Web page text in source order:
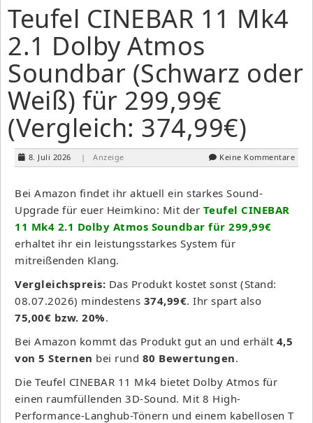
Teufel CINEBAR 11 Mk4
2.1 Dolby Atmos
Soundbar (Schwarz oder
Weiß) für 299,99€
(Vergleich: 374,99€)
8. Juli 2026 | Anzeige Keine Kommentare
Bei Amazon findet ihr aktuell ein starkes Sound-
Upgrade für euer Heimkino: Mit der Teufel CINEBAR
11 Mk4 2.1 Dolby Atmos Soundbar für 299,99€
erhaltet ihr ein leistungsstarkes System für
mitreißenden Klang.
Vergleichspreis: Das Produkt kostet sonst (Stand:
08.07.2026) mindestens 374,99€. Ihr spart also
75,00€ bzw. 20%.
Bei Amazon kommt das Produkt gut an und erhält 4,5
von 5 Sternen bei rund 80 Bewertungen.
Die Teufel CINEBAR 11 Mk4 bietet Dolby Atmos für
einen raumfüllenden 3D-Sound. Mit 8 High-
Performance-Langhub-Tönern und einem kabellosen T